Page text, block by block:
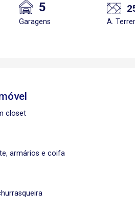
5
Garagens A.
closet
armários e coifa